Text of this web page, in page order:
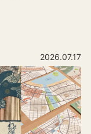
2026.07.17